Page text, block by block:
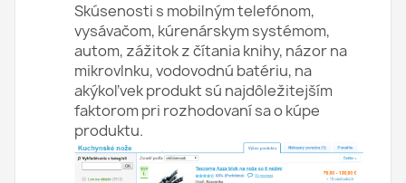
Skúsenosti s mobilným telefónom,
vysávačom, kúrenárskym systémom,
autom, zážitok z čítania knihy, názor na
mikrovlnku, vodovodnú batériu, na
akýkoľvek produkt sú najdôležitejším
faktorom pri rozhodovaní sa o kúpe
produktu.